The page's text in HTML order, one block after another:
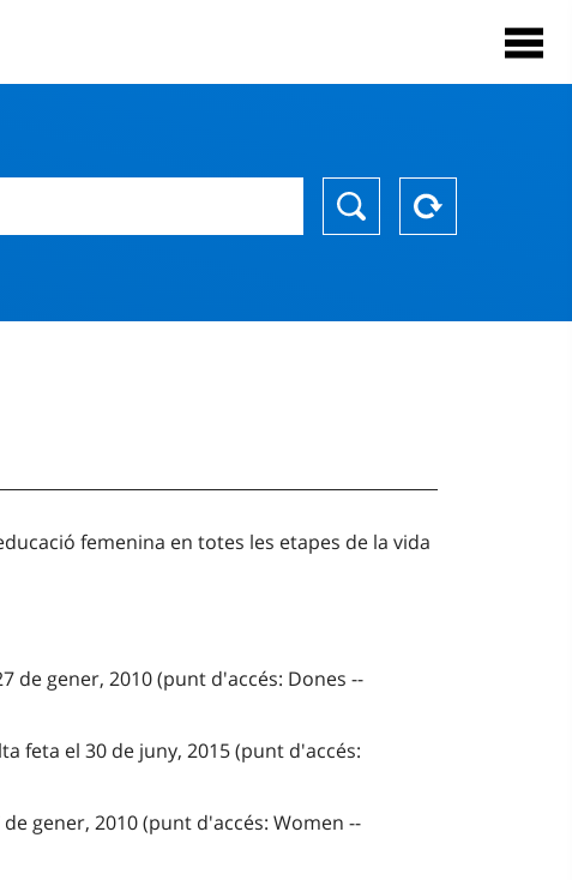
femenina en totes les etapes de la vida
de gener, 2010 (punt d'accés: Dones --
feta el 30 de juny, 2015 (punt d'accés:
gener, 2010 (punt d'accés: Women --